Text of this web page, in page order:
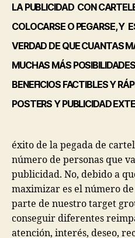
LA PUBLICIDAD CON
COLOCARSE O PEGARSE, Y
VERDAD DE QUE CUANTAS
MUCHAS MÁS
BENEFICIOS FACTIBLES Y
POSTERS Y PUBLICIDAD
éxito de la pegada de
número de personas que
publicidad. No, debido a
maximizar es el número
parte de nuestro target
conseguir diferentes
atención, interés, deseo,